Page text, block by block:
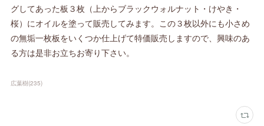
グしてあった板３枚（上からブラックウォルナット・けやき・
桜）にオイルを塗って販売してみます。この３枚以外にも小さめ
の無垢一枚板をいくつか仕上げて特価販売しますので、興味のあ
る方は是非お立ちお寄り下さい。
広葉樹(235)